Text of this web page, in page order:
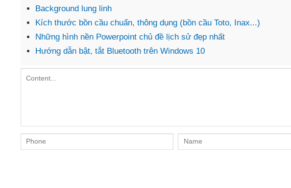
Background lung linh
Kích thước bồn cầu chuẩn, thông dụng (bồn cầu Toto, Inax...)
Những hình nền Powerpoint chủ đề lịch sử đẹp nhất
Hướng dẫn bật, tắt Bluetooth trên Windows 10